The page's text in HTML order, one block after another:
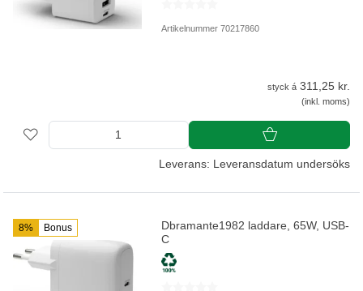
Artikelnummer 70217860
styck á 311,25 kr.
(inkl. moms)
Leverans: Leveransdatum undersöks
8% Bonus
Dbramante1982 laddare, 65W, USB-
C